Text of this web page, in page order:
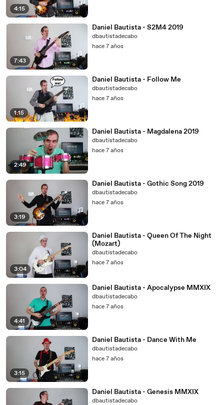
4:15
7:43
Daniel Bautista - S2M4 2019
dbautistadecabo
hace 7 años
1:15
Daniel Bautista - Follow Me
dbautistadecabo
hace 7 años
2:49
Daniel Bautista - Magdalena 2019
dbautistadecabo
hace 7 años
3:19
Daniel Bautista - Gothic Song 2019
dbautistadecabo
hace 7 años
3:04
Daniel Bautista - Queen Of The Night
(Mozart)
dbautistadecabo
hace 7 años
4:41
Daniel Bautista - Apocalypse MMXIX
dbautistadecabo
hace 7 años
3:15
Daniel Bautista - Dance With Me
dbautistadecabo
hace 7 años
Daniel Bautista - Genesis MMXIX
dbautistadecabo